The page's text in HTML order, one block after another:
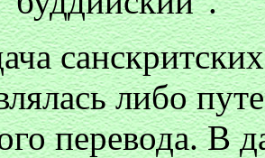
либо
перевода. В